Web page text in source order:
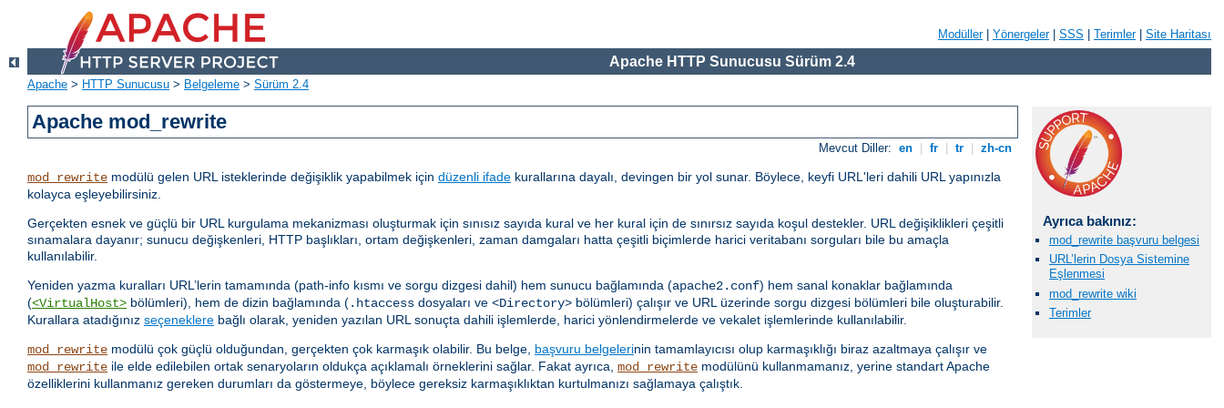
Modüller| Yönergeler| SSS Terimler| Site Haritası
Apache HTTP Sunucusu Sürüm 2.4
Apache > HTTP Sunucusu > Belgeleme > Sürüm 2.4
Apache mod_rewrite
Mevcut Diller: en fr tr zh-cn
mod_rewrite modülü gelen URL isteklerinde değişiklik yapabilmek için düzenli ifade kurallarına dayalı, devingen bir yol sunar. Böylece, keyfi URL'leri dahili URL yapınızla
kolayca eşleyebilirsiniz.
Gerçekten esnek ve güçlü bir URL kurgulama mekanizması oluşturmak için sınısız sayıda kural ve her kural için de sınırsız sayıda koşul destekler. URL değişiklikleri çeşitli
sınamalara dayanır; sunucu değişkenleri, HTTP başlıkları, ortam değişkenleri, zaman damgaları hatta çeşitli biçimlerde harici veritabanı sorguları bile bu amaçla
kullanılabilir.
Yeniden yazma kuralları URL’lerin tamamında (path-info kısmı ve sorgu dizgesi dahil) hem sunucu bağlamında (apache2.conf) hem sanal konaklar bağlamında
(<VirtualHost> bölümleri), hem de dizin bağlamında (.htaccess dosyaları ve <Directory> bölümleri) çalışır ve URL üzerinde sorgu dizgesi bölümleri bile oluşturabilir.
Kurallara atadığınız seçeneklere bağlı olarak, yeniden yazılan URL sonuçta dahili işlemlerde, harici yönlendirmelerde ve vekalet işlemlerinde kullanılabilir.
mod_rewrite modülü çok güçlü olduğundan, gerçekten çok karmaşık olabilir. Bu belge, başvuru belgelerinin tamamlayıcısı olup karmaşıklığı biraz azaltmaya çalışır ve
mod_rewrite ile elde edilebilen ortak senaryoların oldukça açıklamalı örneklerini sağlar. Fakat ayrıca, mod_rewrite modülünü kullanmamanız, yerine standart Apache
özelliklerini kullanmanız gereken durumları da göstermeye, böylece gereksiz karmaşıklıktan kurtulmanızı sağlamaya çalıştık.
Ayrıca bakınız:
mod_rewrite başvuru belgesi
URL’lerin Dosya Sistemine
Eşlenmesi
mod_rewrite wiki
Terimler